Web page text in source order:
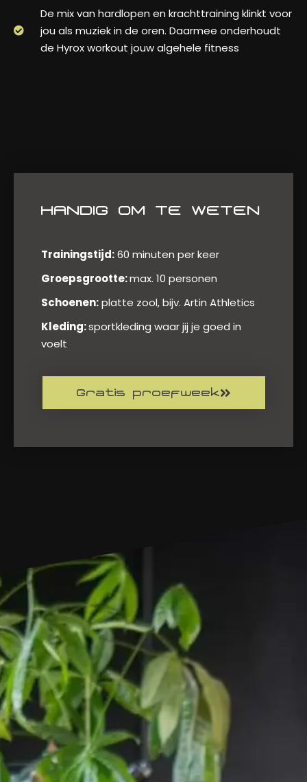
De mix van hardlopen en krachttraining klinkt voor
jou als muziek in de oren. Daarmee onderhoudt
de Hyrox workout jouw algehele fitness
HANDIG OM TE WETEN
Trainingstijd:60 minuten per keer
Groepsgrootte:max. 10 personen
Schoenen:platte zool, bijv. Artin Athletics
Kleding:sportkleding waar jij je goed in
voelt
Gratis proefweek